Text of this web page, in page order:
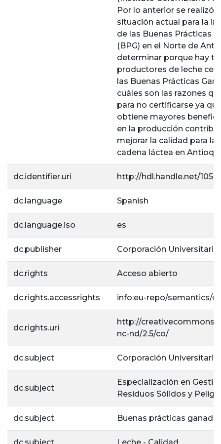
Por lo anterior se realizó
situación actual para la
de las Buenas Prácticas
(BPG) en el Norte de
determinar porque hay
productores de leche
las Buenas Prácticas
cuáles son las razones
para no certificarse ya
obtiene mayores
en la producción
mejorar la calidad para
cadena láctea en
dc.identifier.uri http://hdl.handle.net/
dc.language Spanish
dc.language.iso es
dc.publisher Corporación Universitaria
dc.rights Acceso abierto
dc.rights.accessrights info:eu-repo/semantics/
dc.rights.uri
http://
nc-nd/2.5/co/
dc.subject Corporación Universitaria
dc.subject
Especialización en
Residuos Sólidos y
dc.subject Buenas prácticas